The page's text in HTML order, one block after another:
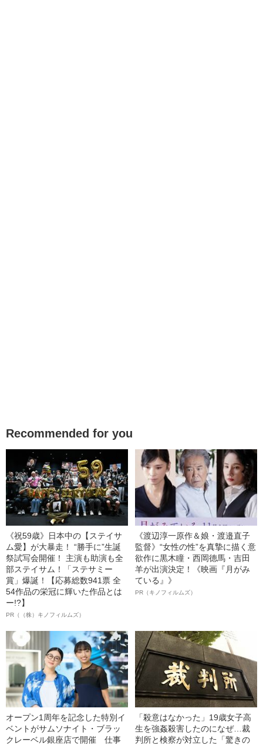
Recommended for you
《祝59歳》日本中の【ステイサ
ム愛】が大暴走！ “勝手に”生誕
祭試写会開催！ 主演も助演も全
部ステイサム！「ステサミー
賞」爆誕！【応募総数941票 全
54作品の栄冠に輝いた作品とは
ー!?】
PR（（株）キノフィルムズ）
《渡辺淳一原作＆娘・渡邉直子
監督》“女性の性”を真摯に描く意
欲作に黒木瞳・西岡德馬・吉田
羊が出演決定！《映画『月がみ
ている』》
PR（キノフィルムズ）
オープン1周年を記念した特別イ
ベントがサムソナイト・ブラッ
クレーベル銀座店で開催 仕事
「殺意はなかった」19歳女子高
生を強姦殺害したのになぜ…裁
判所と検察が対立した「驚きの